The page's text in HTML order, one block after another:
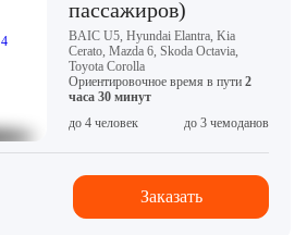
пассажиров)
BAIC U5, Hyundai Elantra, Kia
Cerato, Mazda 6, Skoda Octavia,
Toyota Corolla
Ориентировочное время в пути 2
часа 30 минут
до 4 человек
до 3 чемоданов
Заказать